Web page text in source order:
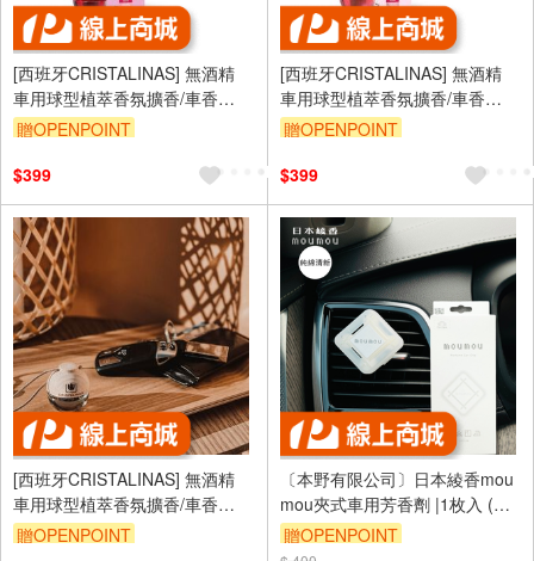
[西班牙CRISTALINAS] 無酒精
車用球型植萃香氛擴香/車香
(6ML)- 野莓
贈OPENPOINT
$399
[西班牙CRISTALINAS] 無酒精
車用球型植萃香氛擴香/車香
(6ML)- 澎鬆毛巾
贈OPENPOINT
$399
[西班牙CRISTALINAS] 無酒精
車用球型植萃香氛擴香/車香
(6ML) -檀香雪松 (木質香調 雪
贈OPENPOINT
〔本野有限公司〕日本綾香mou
mou夾式車用芳香劑 |1枚入 (純
綿清新)-2入
贈OPENPOINT